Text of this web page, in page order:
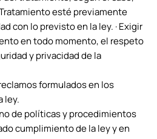
esté previamente
con lo previsto en la ley. · Exigir
en todo momento, el respeto
y privacidad de la
formulados en los
ley.
de políticas y procedimientos
cumplimiento de la ley y en